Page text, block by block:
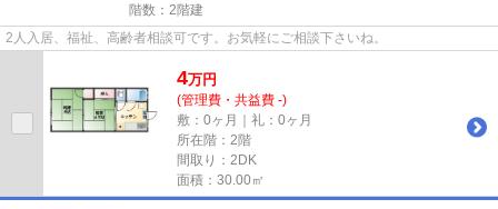
階数：2階建
2人入居、福祉、高齢者相談可です。お気軽にご相談下さいね。
4万円
(管理費・共益費 -)
敷：0ヶ月｜礼：0ヶ月
所在階：2階
間取り：2DK
面積：30.00㎡